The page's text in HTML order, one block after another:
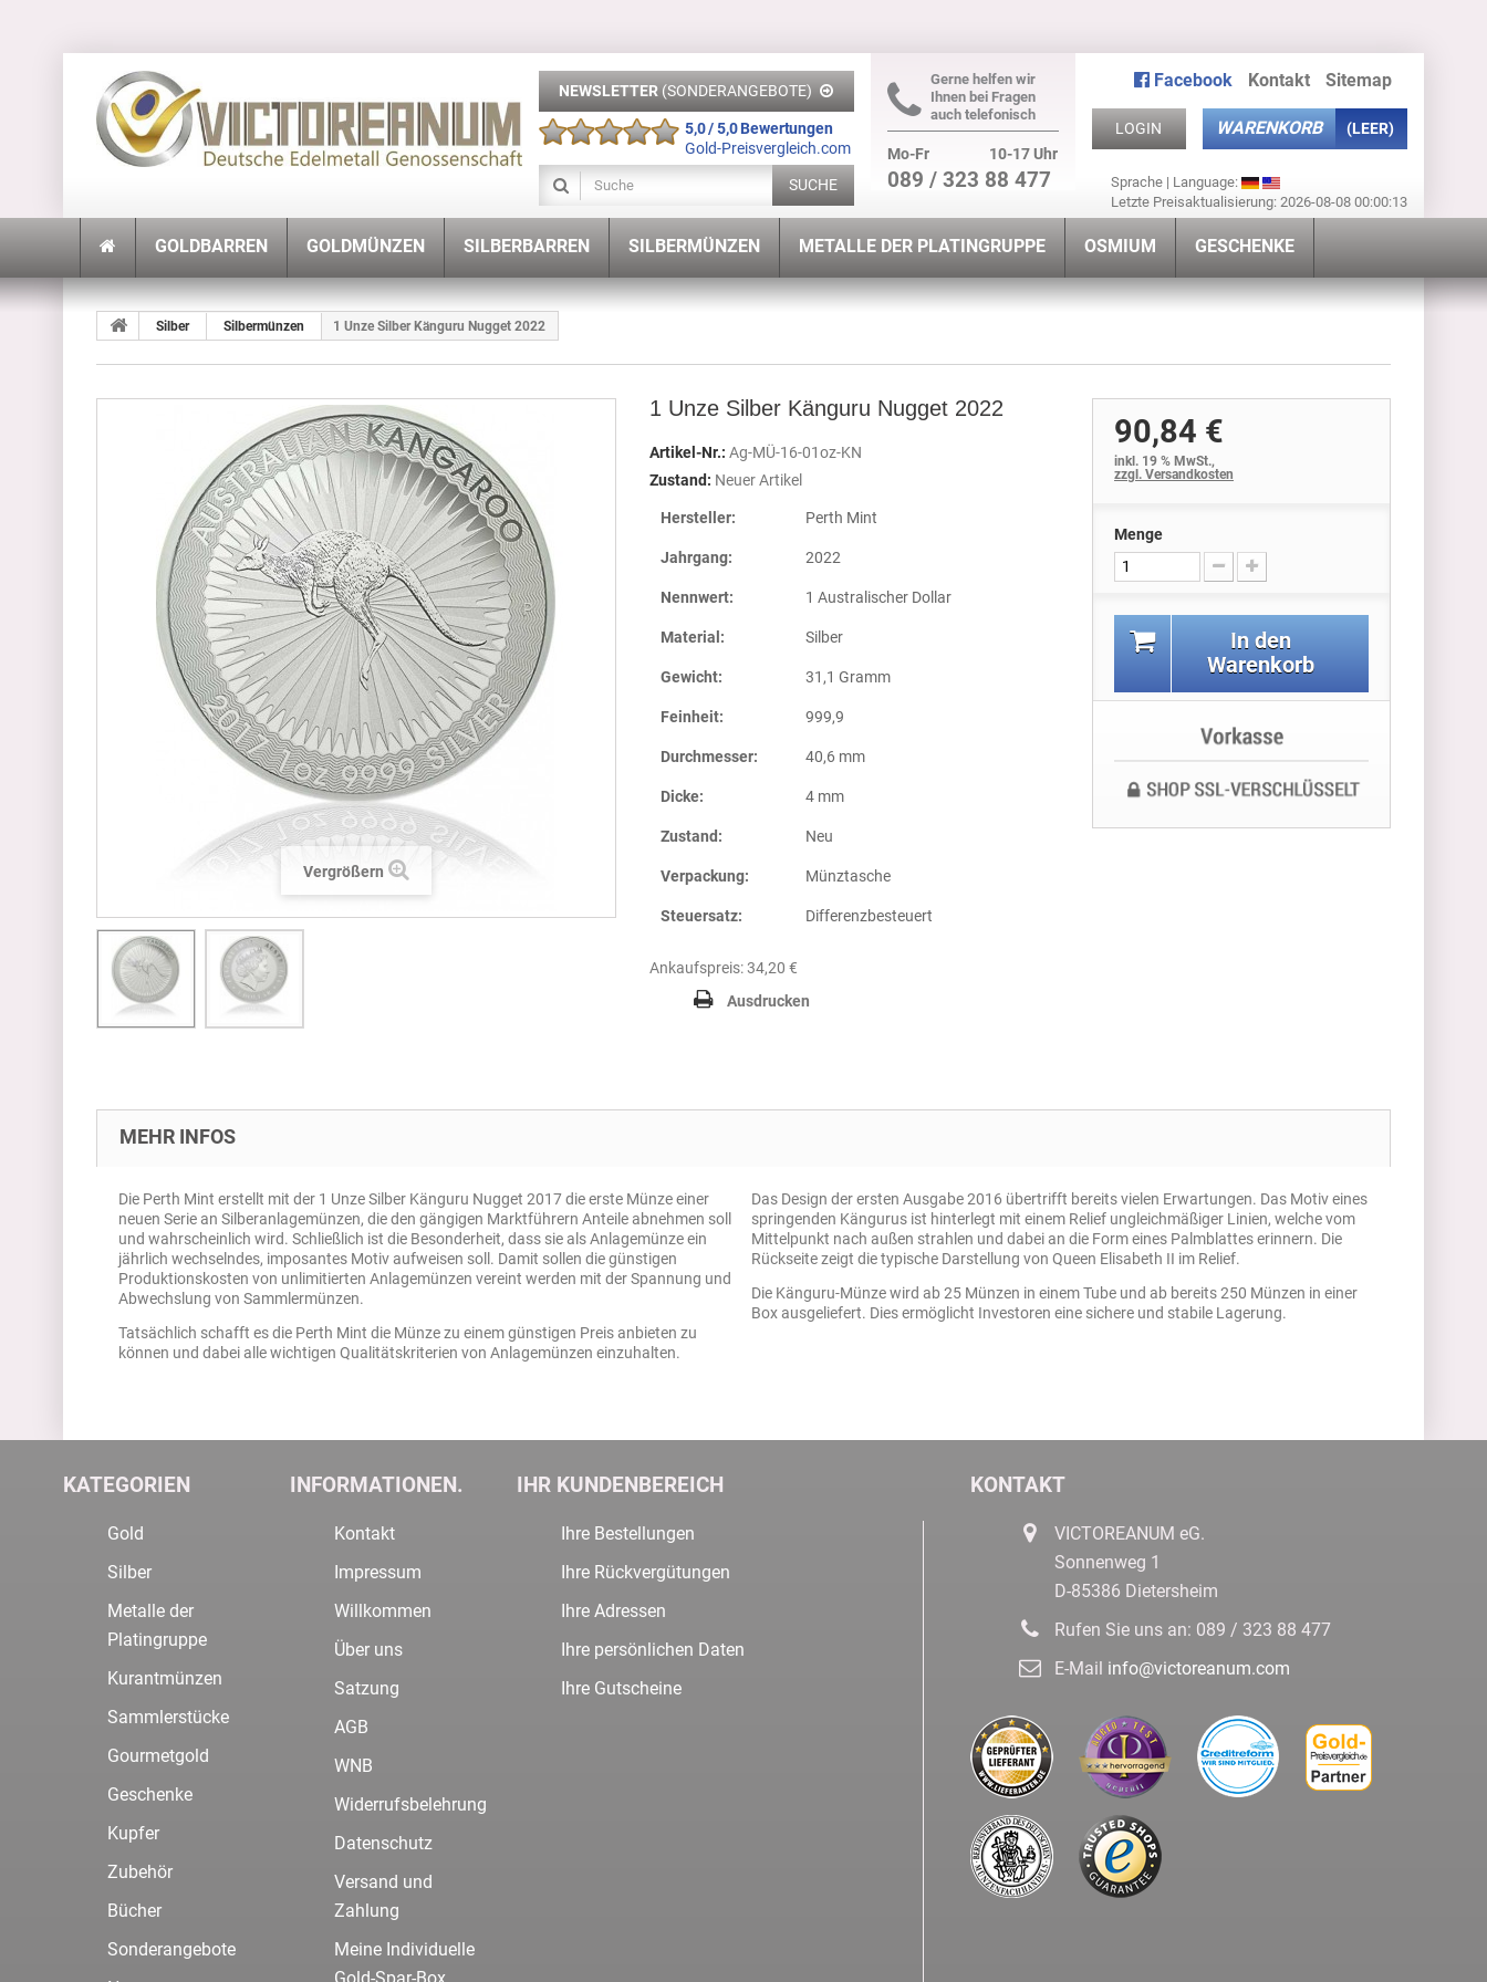
Facebook Kontakt Sitemap
LOGIN WARENKORB (LEER)
Gerne helfen wir
Ihnen bei Fragen
auch telefonisch
Mo-Fr 10-17 Uhr
089 / 323 88 477
NEWSLETTER (SONDERANGEBOTE)
5,0 / 5,0 Bewertungen
Gold-Preisvergleich.com
SUCHE
Sprache | Language:
Letzte Preisaktualisierung: 2026-08-08 00:00:13
GOLDBARREN GOLDMÜNZEN SILBERBARREN SILBERMÜNZEN METALLE DER PLATINGRUPPE OSMIUM GESCHENKE
Silber Silbermünzen 1 Unze Silber Känguru Nugget 2022
Vergrößern
1 Unze Silber Känguru Nugget 2022
Artikel-Nr.: Ag-MÜ-16-01oz-KN
Zustand: Neuer Artikel
Hersteller: Perth Mint
Jahrgang: 2022
Nennwert: 1 Australischer Dollar
Material: Silber
Gewicht: 31,1 Gramm
Feinheit: 999,9
Durchmesser: 40,6 mm
Dicke: 4 mm
Zustand: Neu
Verpackung: Münztasche
Steuersatz: Differenzbesteuert
Ankaufspreis: 34,20 €
Ausdrucken
90,84 €
inkl. 19 % MwSt.,
zzgl. Versandkosten
Menge
In den
Warenkorb
MEHR INFOS
Die Perth Mint erstellt mit der 1 Unze Silber Känguru Nugget 2017 die erste Münze einer
neuen Serie an Silberanlagemünzen, die den gängigen Marktführern Anteile abnehmen soll
und wahrscheinlich wird. Schließlich ist die Besonderheit, dass sie als Anlagemünze ein
jährlich wechselndes, imposantes Motiv aufweisen soll. Damit sollen die günstigen
Produktionskosten von unlimitierten Anlagemünzen vereint werden mit der Spannung und
Abwechslung von Sammlermünzen.
Tatsächlich schafft es die Perth Mint die Münze zu einem günstigen Preis anbieten zu
können und dabei alle wichtigen Qualitätskriterien von Anlagemünzen einzuhalten.
Das Design der ersten Ausgabe 2016 übertrifft bereits vielen Erwartungen. Das Motiv eines
springenden Kängurus ist hinterlegt mit einem Relief ungleichmäßiger Linien, welche vom
Mittelpunkt nach außen strahlen und dabei an die Form eines Palmblattes erinnern. Die
Rückseite zeigt die typische Darstellung von Queen Elisabeth II im Relief.
Die Känguru-Münze wird ab 25 Münzen in einem Tube und ab bereits 250 Münzen in einer
Box ausgeliefert. Dies ermöglicht Investoren eine sichere und stabile Lagerung.
KATEGORIEN
Gold
Silber
Metalle der
Platingruppe
Kurantmünzen
Sammlerstücke
Gourmetgold
Geschenke
Kupfer
Zubehör
Bücher
Sonderangebote
INFORMATIONEN.
Kontakt
Impressum
Willkommen
Über uns
Satzung
AGB
WNB
Widerrufsbelehrung
Datenschutz
Versand und
Zahlung
Meine Individuelle
IHR KUNDENBEREICH
Ihre Bestellungen
Ihre Rückvergütungen
Ihre Adressen
Ihre persönlichen Daten
Ihre Gutscheine
KONTAKT
VICTOREANUM eG.
Sonnenweg 1
D-85386 Dietersheim
Rufen Sie uns an: 089 / 323 88 477
E-Mail info@victoreanum.com